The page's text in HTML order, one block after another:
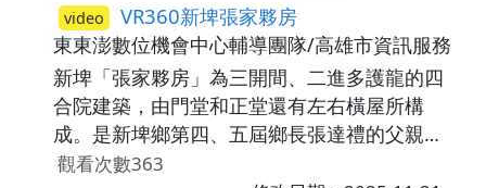
video VR360新埤張家夥房
東東澎數位機會中心輔導團隊/高雄市資訊服務暨
新埤「張家夥房」為三開間、二進多護龍的四
合院建築，由門堂和正堂還有左右橫屋所構
成。是新埤鄉第四、五屆鄉長張達禮的父親張
啟鳳所建，已有90多年歷史，張啟鳳在日治時
觀看次數363